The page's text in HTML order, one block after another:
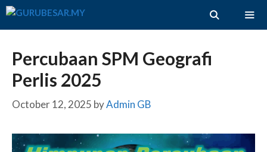
Skip
Percubaan SPM Geografi
Perlis 2025
October 12, 2025 byAdmin GB